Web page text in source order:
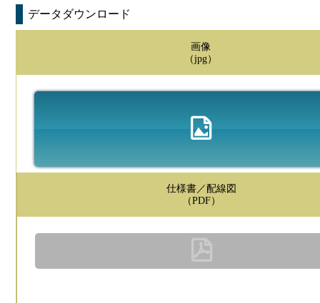
データダウンロード
画像
（jpg）
仕様書／配線図
（PDF）